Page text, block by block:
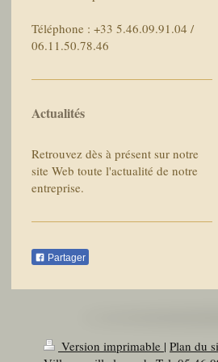
Téléphone : +33 5.46.09.91.04 /
06.11.50.78.46
Actualités
Retrouvez dès à présent sur notre
site Web toute l'actualité de notre
entreprise.
Partager
Version imprimable | Plan du